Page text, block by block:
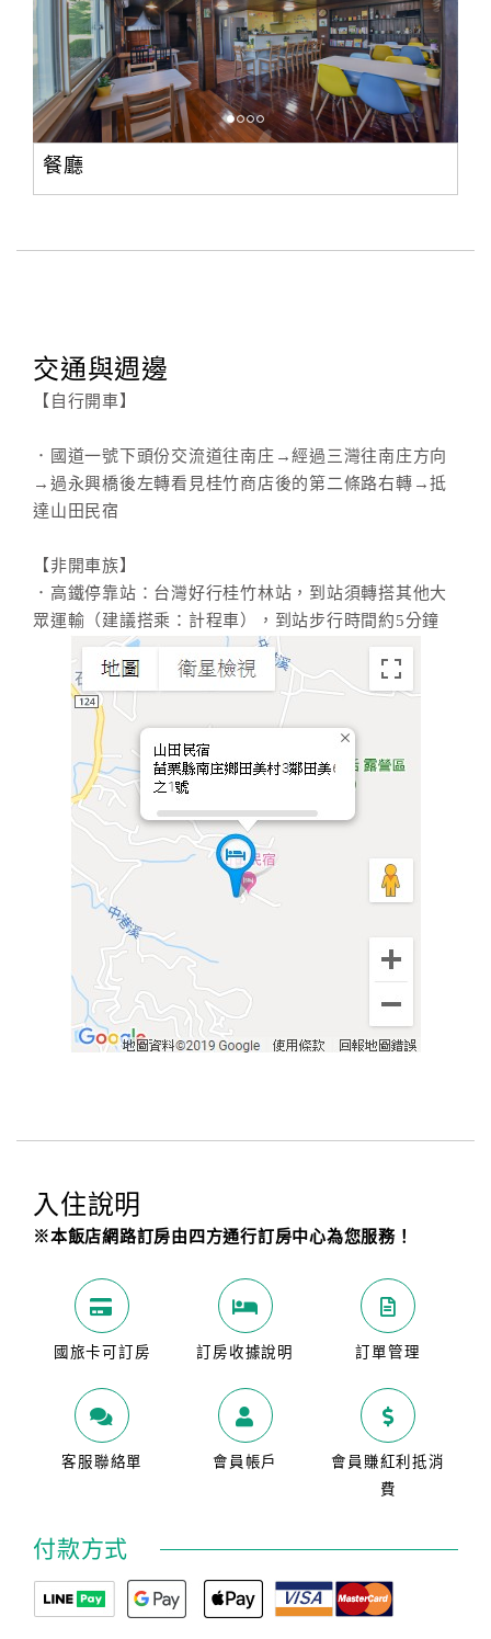
餐廳
交通與週邊
【自行開車】
．國道一號下頭份交流道往南庄→經過三灣往南庄方向
→過永興橋後左轉看見桂竹商店後的第二條路右轉→抵
達山田民宿
【非開車族】
．高鐵停靠站：台灣好行桂竹林站，到站須轉搭其他大
眾運輸（建議搭乘：計程車），到站步行時間約5分鐘
入住說明
※本飯店網路訂房由四方通行訂房中心為您服務！
國旅卡可訂房 訂房收據說明 訂單管理
客服聯絡單 會員帳戶
會員賺紅利抵消
費
付款方式